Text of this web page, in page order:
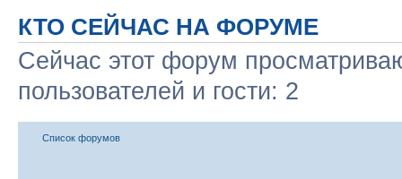
КТО СЕЙЧАС НА ФОРУМЕ
Сейчас этот форум
пользователей и гости: 2
Список форумов